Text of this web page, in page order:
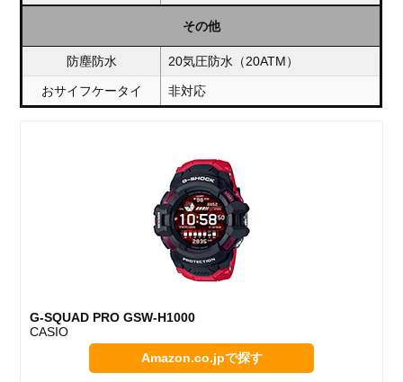
その他
防塵防水 20気圧防水（20ATM）
おサイフケータイ 非対応
G-SQUAD PRO GSW-H1000
CASIO
Amazon.co.jpで探す